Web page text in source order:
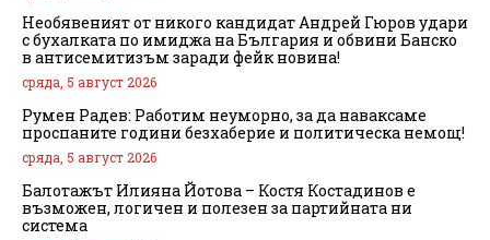
Необявеният от никого кандидат Андрей Гюров удари
с бухалката по имиджа на България и обвини Банско
в антисемитизъм заради фейк новина!
сряда, 5 август 2026
Румен Радев: Работим неуморно, за да наваксаме
проспаните години безхаберие и политическа немощ!
сряда, 5 август 2026
Балотажът Илияна Йотова – Костя Костадинов е
възможен, логичен и полезен за партийната ни
система